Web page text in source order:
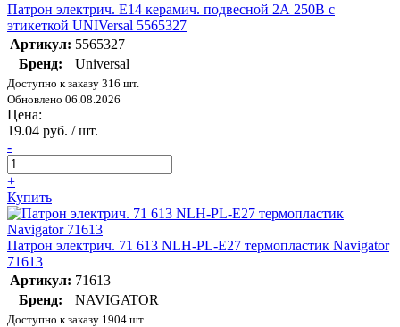
Патрон электрич. E14 керамич. подвесной 2А 250В c
этикеткой UNIVersal 5565327
Артикул: 5565327
Бренд:
Universal
Доступно к заказу 316 шт.
Обновлено 06.08.2026
Цена:
19.04 руб. / шт.
-
+
Купить
Патрон электрич. 71 613 NLH-PL-E27 термопластик Navigator
71613
Артикул: 71613
Бренд:
NAVIGATOR
Доступно к заказу 1904 шт.